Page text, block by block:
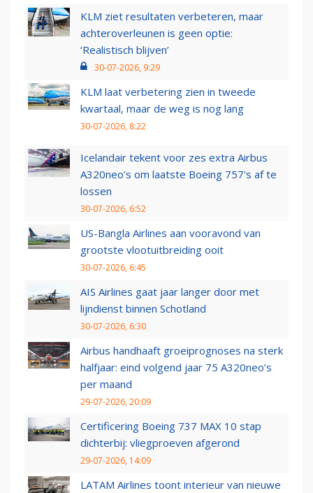
KLM ziet resultaten verbeteren, maar
achteroverleunen is geen optie:
‘Realistisch blijven’
30-07-2026, 9:29
KLM laat verbetering zien in tweede
kwartaal, maar de weg is nog lang
30-07-2026, 8:22
Icelandair tekent voor zes extra Airbus
A320neo's om laatste Boeing 757's af te
lossen
30-07-2026, 6:52
US-Bangla Airlines aan vooravond van
grootste vlootuitbreiding ooit
30-07-2026, 6:45
AIS Airlines gaat jaar langer door met
lijndienst binnen Schotland
30-07-2026, 6:30
Airbus handhaaft groeiprognoses na sterk
halfjaar: eind volgend jaar 75 A320neo’s
per maand
29-07-2026, 20:09
Certificering Boeing 737 MAX 10 stap
dichterbij: vliegproeven afgerond
29-07-2026, 14:09
LATAM Airlines toont interieur van nieuwe